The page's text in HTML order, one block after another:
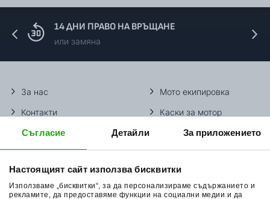
Съгласие Детайли За приложението
Настоящият сайт използва бисквитки
Използваме „бисквитки“, за да персонализираме съдържанието и
рекламите, да предоставяме функции на социални медии и да
14 ДНИ ПРАВО НА ВРЪЩАНЕ
или замяна
За нас
Контакти
Методи доставка
Начини плащане
Връщане на стока
Общи условия
Мото екипировка
Каски за мотор
Ботуши за мотор
Гуми за мотор
Очила за мотор
Раници за мотор